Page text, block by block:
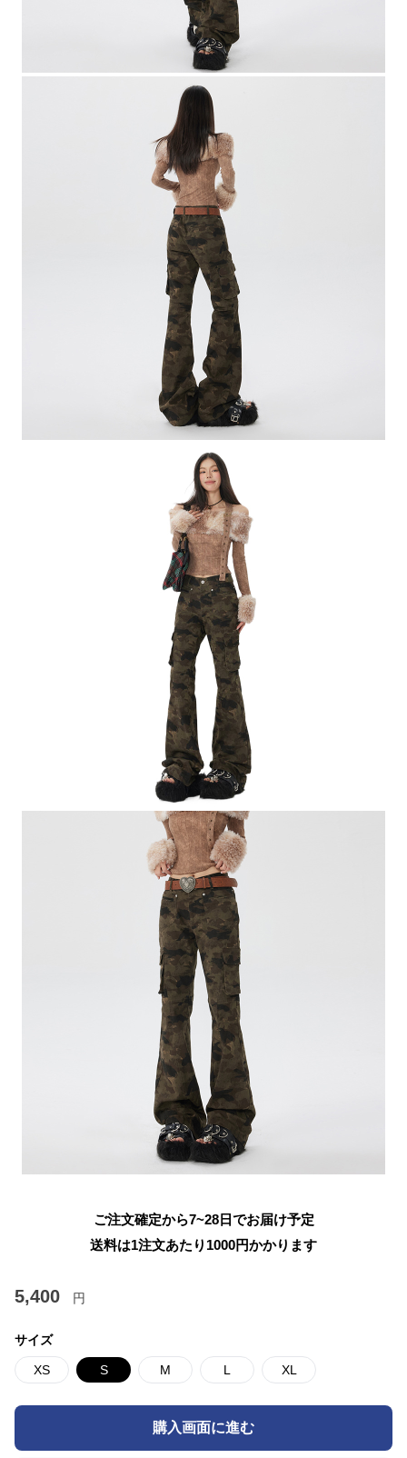
ご注文確定から7~28日でお届け予定
送料は1注文あたり 1000円かかります
5,400 円
サイズ
XS S M L XL
購入画面に進む